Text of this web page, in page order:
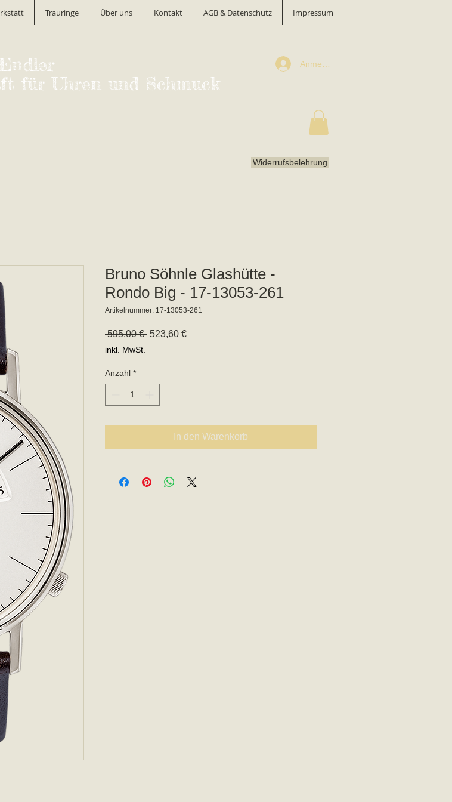
Trauringe Über uns Kontakt AGB & Datenschutz Impressum
für Uhren und Schmuck
Anmelden
Widerrufsbelehrung
Bruno Söhnle Glashütte -
Rondo Big - 17-13053-261
Artikelnummer: 17-13053-261
595,00 € Standardpreis
523,60 €Sale-
inkl. MwSt.
Anzahl *
In den Warenkorb